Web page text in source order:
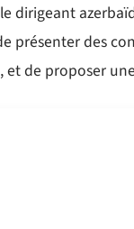
dirigeant
présenter des
, et de proposer